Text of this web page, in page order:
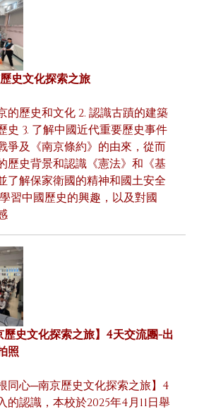
史文化探索之旅
的歷史和文化 2. 認識古蹟的建築
史 3. 了解中國近代重要歷史事件
爭及《南京條約》的由來，從而
歷史背景和認識《憲法》和《基
了解保家衛國的精神和國土安全
習中國歷史的興趣，以及對國
歷史文化探索之旅】4天交流團-出
照
同心─南京歷史文化探索之旅】4
的認識，本校於2025年4月11日舉